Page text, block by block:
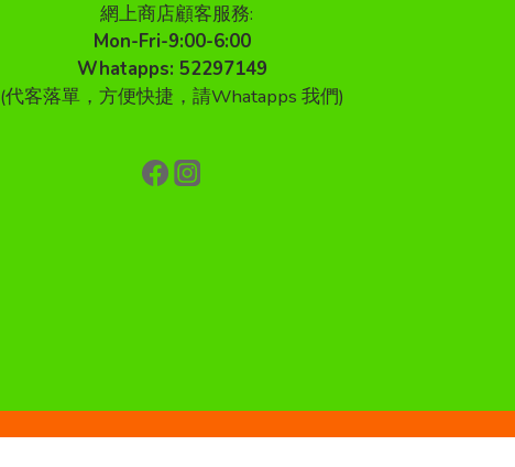
網上商店顧客服務:
Mon-Fri-9:00-6:00
Whatapps: 52297149
(代客落單，方便快捷，請Whatapps 我們)